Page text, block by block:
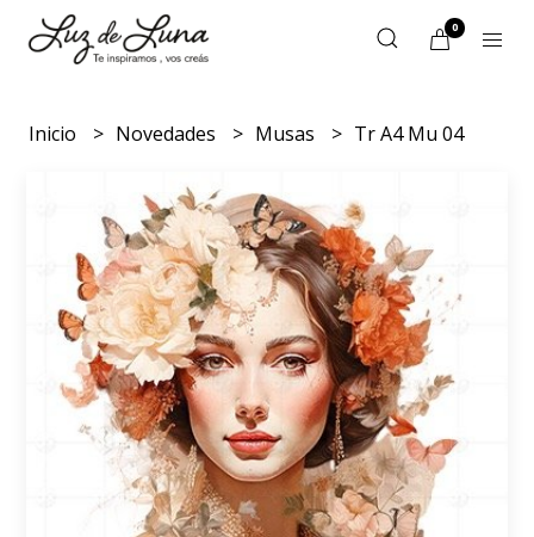
0
Inicio Novedades Musas Tr A4 Mu 04